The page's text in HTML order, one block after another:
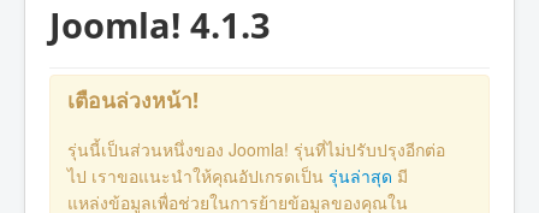
Joomla! 4.1.3
เตือนล่วงหน้า!
รุ่นนี้เป็นส่วนหนึ่งของ Joomla! รุ่นที่ไม่ปรับปรุงอีกต่อ
ไป เราขอแนะนำให้คุณอัปเกรดเป็น รุ่นล่าสุด มี
แหล่งข้อมูลเพื่อช่วยในการย้ายข้อมูลของคุณใน